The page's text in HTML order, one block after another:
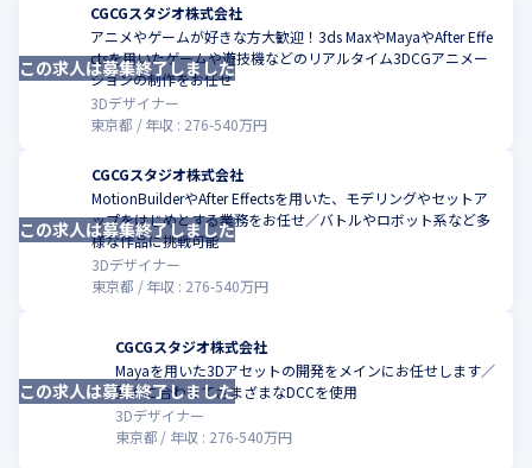
CGCGスタジオ株式会社
アニメやゲームが好きな方大歓迎！3ds MaxやMayaやAfter Effe
ctsを用いたゲームや遊技機などのリアルタイム3DCGアニメー
ションの制作をお任せ
3Dデザイナー
東京都
年収 : 276-540万円
この求人は募集終了しました
CGCGスタジオ株式会社
MotionBuilderやAfter Effectsを用いた、モデリングやセットア
ップをはじめとする業務をお任せ／バトルやロボット系など多
様な作品に挑戦可能
3Dデザイナー
東京都
年収 : 276-540万円
この求人は募集終了しました
CGCGスタジオ株式会社
Mayaを用いた3Dアセットの開発をメインにお任せします／
要件に合わせてさまざまなDCCを使用
3Dデザイナー
東京都
年収 : 276-540万円
この求人は募集終了しました